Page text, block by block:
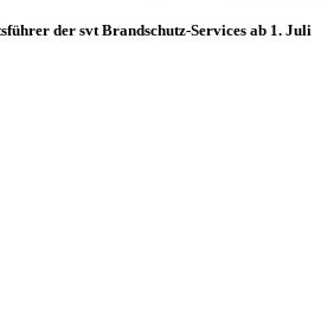
der svt Brandschutz-Services ab 1. Juli